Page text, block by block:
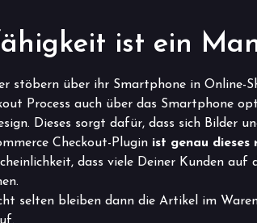
ist ein
stöbern über ihr Smartphone in Online-
Process auch über das Smartphone
Dieses sorgt dafür, dass sich Bilder
Checkout-Plugin ist genau dieses
dass viele Deiner Kunden auf
selten bleiben dann die Artikel im